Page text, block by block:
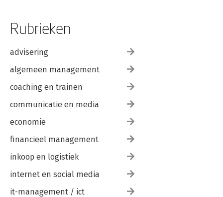
Rubrieken
advisering
algemeen management
coaching en trainen
communicatie en media
economie
financieel management
inkoop en logistiek
internet en social media
it-management / ict